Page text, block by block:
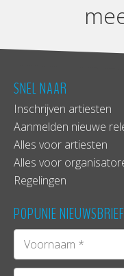
SNEL NAAR
Inschrijven artiesten
Aanmelden nieuwe
Alles voor artiesten
Alles voor
Regelingen
POPUNIE NIEUWSBRIEF